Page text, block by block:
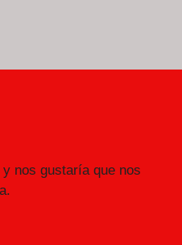
nos gustaría que nos